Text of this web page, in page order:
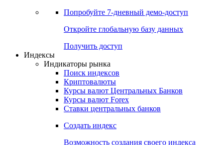
Попробуйте 7-дневный демо-доступ
Откройте глобальную базу данных
Получить доступ
Индексы
Индикаторы рынка
Поиск индексов
Криптовалюты
Курсы валют Центральных Банков
Курсы валют Forex
Ставки центральных банков
Создать индекс
Возможность создания своего индекса